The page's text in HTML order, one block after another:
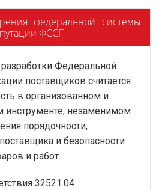
федеральной системы
ФССП
Федеральной
поставщиков считается
в организованном и
инструменте, незаменимом
порядочности,
и безопасности
и работ.
32521.04